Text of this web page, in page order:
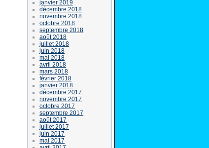
janvier 2019
décembre 2018
novembre 2018
octobre 2018
septembre 2018
août 2018
juillet 2018
juin 2018
mai 2018
avril 2018
mars 2018
février 2018
janvier 2018
décembre 2017
novembre 2017
octobre 2017
septembre 2017
août 2017
juillet 2017
juin 2017
mai 2017